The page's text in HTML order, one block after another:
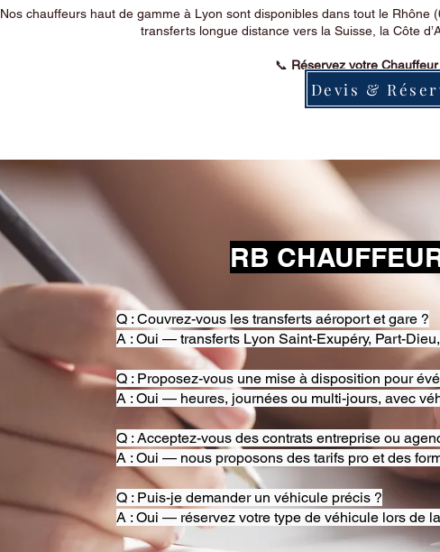
Nos chauffeurs haut de gamme à Lyon sont disponibles dans tout le
transferts longue distance vers la Suisse, la Côte
📞 Réservez votre
Devis &
RB
Q : Couvrez-vous les transferts aéroport et gare ?
A : Oui — transferts Lyon Saint-Exupéry, Part-
Q : Proposez-vous une mise à disposition pour
A : Oui — heures, journées ou multi-jours, avec
Q : Acceptez-vous des contrats entreprise ou
A : Oui — nous proposons des tarifs pro et des
Q : Puis-je demander un véhicule précis ?
A : Oui — réservez votre type de véhicule lors de